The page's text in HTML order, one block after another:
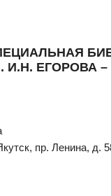
ЕГОРОВА –
пр. Ленина, д.